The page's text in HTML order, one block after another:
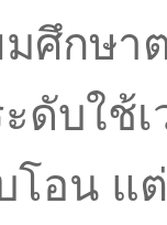
ศึกษา
ดับใช้
อน แ